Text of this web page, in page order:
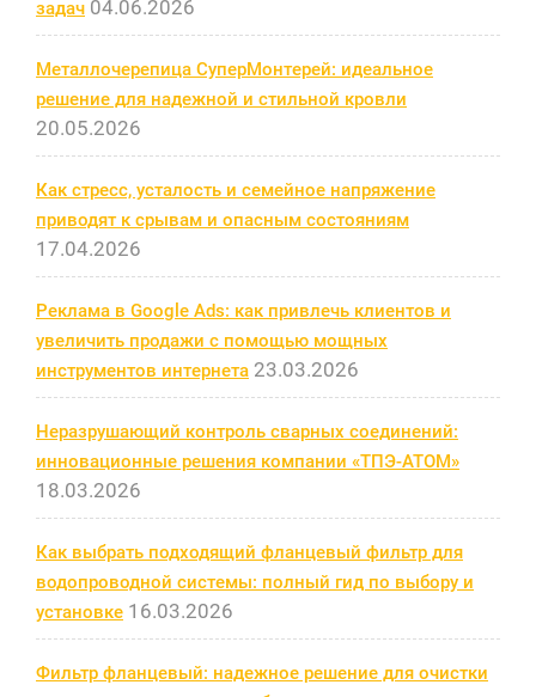
задач 04.06.2026
Металлочерепица СуперМонтерей: идеальное
решение для надежной и стильной кровли
20.05.2026
Как стресс, усталость и семейное напряжение
приводят к срывам и опасным состояниям
17.04.2026
Реклама в Google Ads: как привлечь клиентов и
увеличить продажи с помощью мощных
инструментов интернета 23.03.2026
Неразрушающий контроль сварных соединений:
инновационные решения компании «ТПЭ-АТОМ»
18.03.2026
Как выбрать подходящий фланцевый фильтр для
водопроводной системы: полный гид по выбору и
установке 16.03.2026
Фильтр фланцевый: надежное решение для очистки